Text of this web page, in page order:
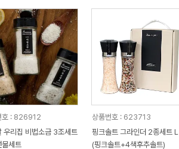
호 : 826912
우리집 비법소금 3조세트
물세트
상품번호 : 623713
핑크솔트 그라인더 2종세트 L
(핑크솔트+4색후추솔트)